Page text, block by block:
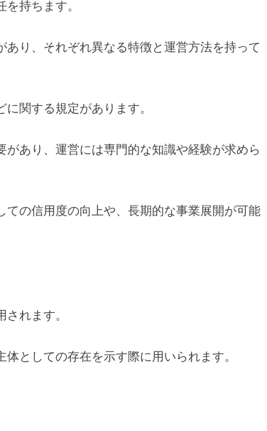
持ちます。
り、それぞれ異なる特徴と運営方法を持って
関する規定があります。
あり、運営には専門的な知識や経験が求めら
の信用度の向上や、長期的な事業展開が可能
れます。
としての存在を示す際に用いられます。